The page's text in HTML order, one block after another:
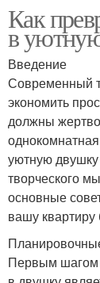
Как
в
Введение
Современный
экономить
должны
уютную
творческого
основные
вашу
Первым шагом